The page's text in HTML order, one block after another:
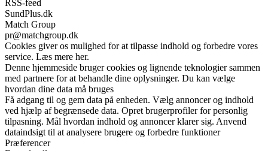
RSS-feed
SundPlus.dk
Match Group
pr@matchgroup.dk
Cookies giver os mulighed for at tilpasse indhold og forbedre vores
service. Læs mere her.
Denne hjemmeside bruger cookies og lignende teknologier sammen
med partnere for at behandle dine oplysninger. Du kan vælge
hvordan dine data må bruges
Få adgang til og gem data på enheden. Vælg annoncer og indhold
ved hjælp af begrænsede data. Opret brugerprofiler for personlig
tilpasning. Mål hvordan indhold og annoncer klarer sig. Anvend
dataindsigt til at analysere brugere og forbedre funktioner
Præferencer